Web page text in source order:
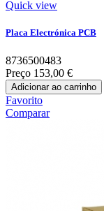
Quick view
Placa Electrónica PCB
8736500483
Preço 153,00 €
Adicionar ao carrinho
Favorito
Comparar